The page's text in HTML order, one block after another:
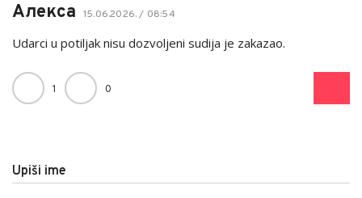
Алекса 15.06.2026. / 08:54
Udarci u potiljak nisu dozvoljeni sudija je zakazao.
1 0
Upiši ime